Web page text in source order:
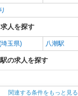
人を探す
玉県) 八潮駅
の求人を探す
潮駅の求人を探す
関連する条件をもっと見る